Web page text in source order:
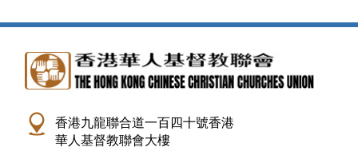
香港九龍聯合道一百四十號香港
華人基督教聯會大樓